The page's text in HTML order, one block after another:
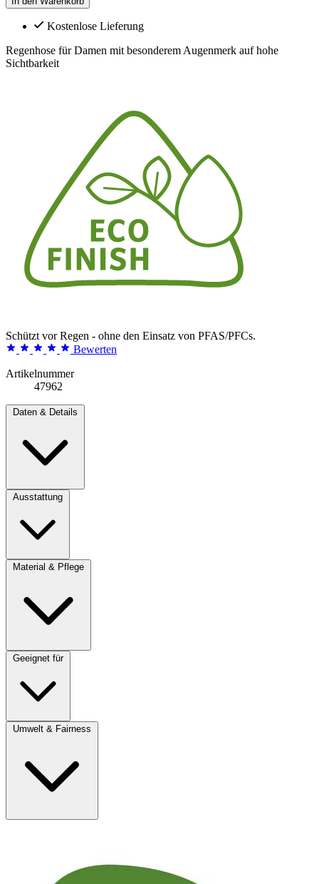
Kostenlose Lieferung
Regenhose für Damen mit besonderem Augenmerk auf hohe
Sichtbarkeit
Schützt vor Regen - ohne den Einsatz von PFAS/PFCs.
Bewerten
Artikelnummer
47962
Daten & Details
Ausstattung
Material & Pflege
Geeignet für
Umwelt & Fairness